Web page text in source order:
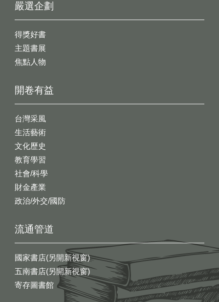
開卷有益
台灣采風
生活藝術
文化歷史
教育學習
社會/科學
財金產業
政治/外交/國防
嚴選企劃
得獎好書
主題書展
焦點人物
流通管道
國家書店(另開新視窗)
五南書店(另開新視窗)
寄存圖書館